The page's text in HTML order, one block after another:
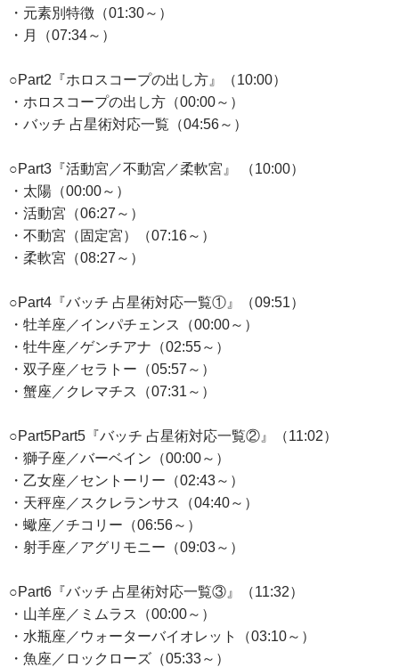
・元素別特徴（01:30～）
・月（07:34～）
○Part2『ホロスコープの出し方』（10:00）
・ホロスコープの出し方（00:00～）
・バッチ 占星術対応一覧（04:56～）
○Part3『活動宮／不動宮／柔軟宮』 （10:00）
・太陽（00:00～）
・活動宮（06:27～）
・不動宮（固定宮）（07:16～）
・柔軟宮（08:27～）
○Part4『バッチ 占星術対応一覧①』（09:51）
・牡羊座／インパチェンス（00:00～）
・牡牛座／ゲンチアナ（02:55～）
・双子座／セラトー（05:57～）
・蟹座／クレマチス（07:31～）
○Part5Part5『バッチ 占星術対応一覧②』（11:02）
・獅子座／バーベイン（00:00～）
・乙女座／セントーリー（02:43～）
・天秤座／スクレランサス（04:40～）
・蠍座／チコリー（06:56～）
・射手座／アグリモニー（09:03～）
○Part6『バッチ 占星術対応一覧③』（11:32）
・山羊座／ミムラス（00:00～）
・水瓶座／ウォーターバイオレット（03:10～）
・魚座／ロックローズ（05:33～）